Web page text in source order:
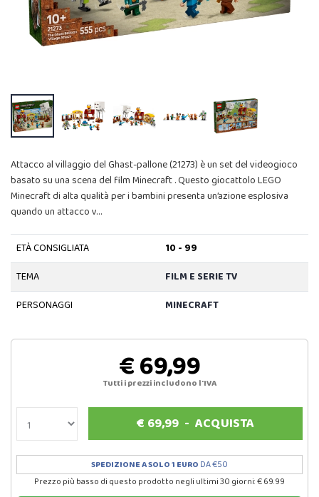
Attacco al villaggio del Ghast-pallone (21273) è un set del videogioco
basato su una scena del film Minecraft . Questo giocattolo LEGO
Minecraft di alta qualità per i bambini presenta un’azione esplosiva
quando un attacco v…
ETÀ CONSIGLIATA
10 - 99
TEMA
FILM E SERIE TV
PERSONAGGI
MINECRAFT
€ 69,99
Tutti i prezzi includono l'IVA
€ 69,99 -ACQUISTA
SPEDIZIONE A SOLO 1 EURO DA €50
Prezzo più basso di questo prodotto negli ultimi 30 giorni: € 69.99